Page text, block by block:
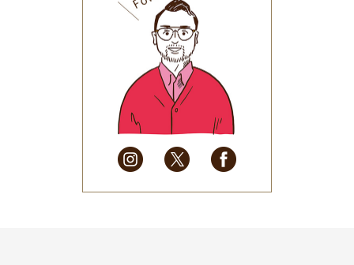
2025年8月(31)
2025年7月(37)
2025年6月(48)
2025年5月
(41)
2025年4月
(32)
2025年3月(31)
2025年2月
(28)